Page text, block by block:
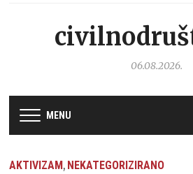
06.08.2026.
MENU
AKTIVIZAM, NEKATEGORIZIRANO